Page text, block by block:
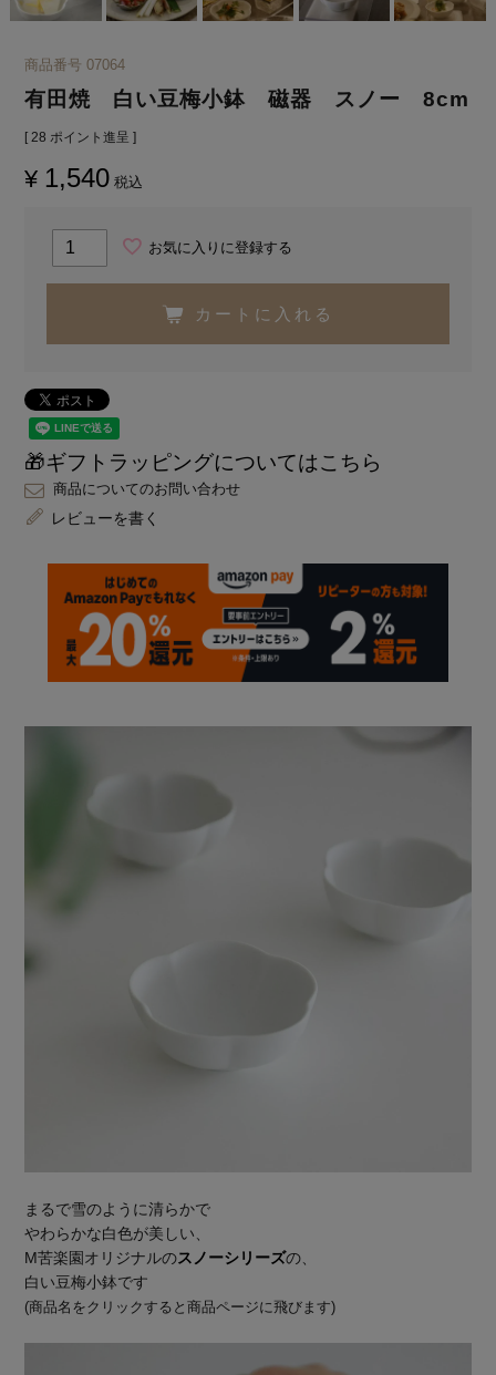
商品番号 07064
有田焼 白い豆梅小鉢 磁器 スノー 8cm
[ 28 ポイント進呈 ]
¥ 1,540 税込
お気に入りに登録する
カートに入れる
🎁ギフトラッピングについてはこちら
商品についてのお問い合わせ
レビューを書く
まるで雪のように清らかで
やわらかな白色が美しい、
M苦楽園オリジナルのスノーシリーズの、
白い豆梅小鉢です
(商品名をクリックすると商品ページに飛びます)